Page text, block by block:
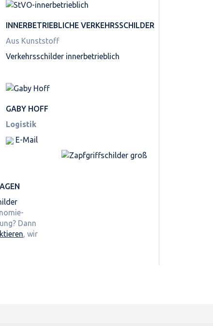
INNER­BETRIEBLICHE VERKEHRS­SCHILDER
Aus Kunststoff
Verkehrsschilder innerbetrieblich
GABY HOFF
Logistik
E-Mail
Dann
, wir